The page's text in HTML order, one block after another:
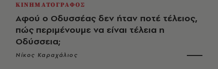
ΚΙΝΗΜΑΤΟΓΡΑΦΟΣ
Αφού ο Οδυσσέας δεν ήταν ποτέ τέλειος,
πώς περιμένουμε να είναι τέλεια η
Οδύσσεια;
Νίκος Καραχάλιος